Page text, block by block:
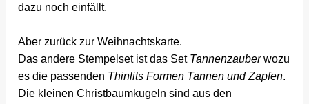
dazu noch einfällt.
Aber zurück zur Weihnachtskarte.
Das andere Stempelset ist das Set Tannenzauberwozu
es die passenden Thinlits Formen Tannen und Zapfen.
Die kleinen Christbaumkugeln sind aus den